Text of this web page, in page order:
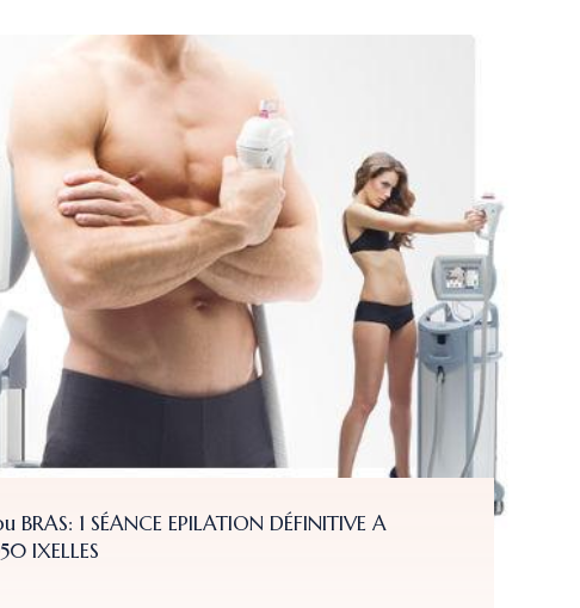
1 SÉANCE EPILATION DÉFINITIVE A